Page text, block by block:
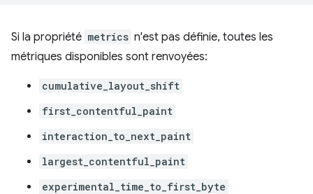
Si la propriété metrics n'est pas définie, toutes les
métriques disponibles sont renvoyées:
cumulative_layout_shift
first_contentful_paint
interaction_to_next_paint
largest_contentful_paint
experimental_time_to_first_byte